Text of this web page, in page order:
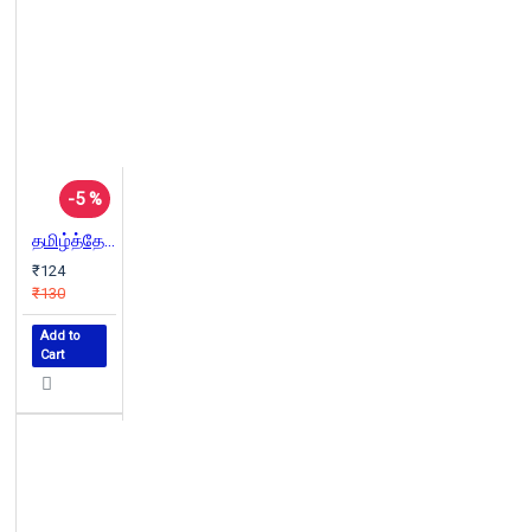
-5 %
தமிழ்த்தேசியம் பன்முகப் பார்வை (தொகுதி 1)
₹124
₹130
Add to
Cart